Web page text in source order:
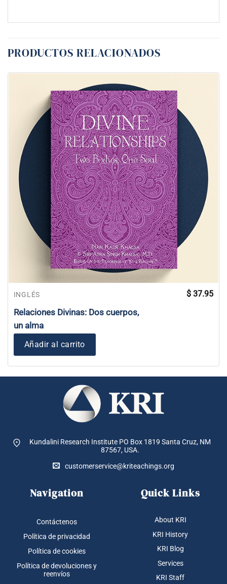
PRODUCTOS RELACIONADOS
INGLÉS
Relaciones Divinas: Dos cuerpos,
un alma
$ 37.95
Añadir al carrito
Kundalini Research Institute PO Box 1819 Santa Cruz, NM
87567, USA.
customerservice@kriteachings.org
Navigation
Contáctenos
Política de privacidad
Política de cookies
Política de devoluciones y
reenvíos
Quick Links
About KRI
KRI History
KRI Blog
Services
KRI Staff